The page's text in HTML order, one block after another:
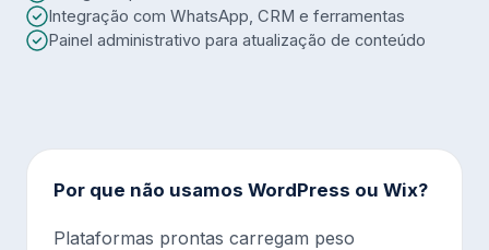
Integração com WhatsApp, CRM e ferramentas
Painel administrativo para atualização de conteúdo
Por que não usamos WordPress ou Wix?
Plataformas prontas carregam peso